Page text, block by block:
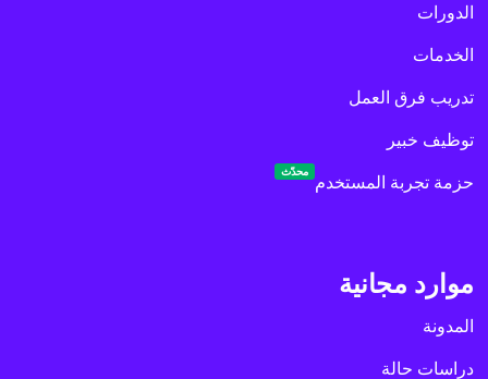
الدورات
الخدمات
تدريب فرق العمل
توظيف خبير
حزمة تجربة المستخدم
محدّث
موارد مجانية
المدونة
دراسات حالة